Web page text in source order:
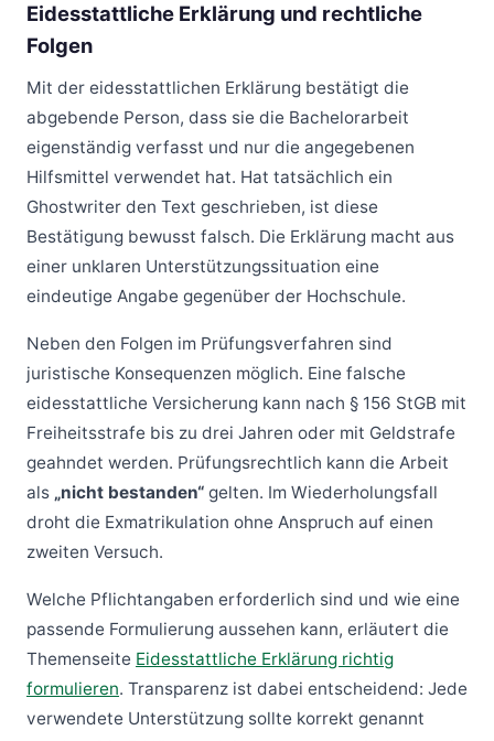
Eidesstattliche Erklärung und rechtliche
Folgen
Mit der eidesstattlichen Erklärung bestätigt die
abgebende Person, dass sie die Bachelorarbeit
eigenständig verfasst und nur die angegebenen
Hilfsmittel verwendet hat. Hat tatsächlich ein
Ghostwriter den Text geschrieben, ist diese
Bestätigung bewusst falsch. Die Erklärung macht aus
einer unklaren Unterstützungssituation eine
eindeutige Angabe gegenüber der Hochschule.
Neben den Folgen im Prüfungsverfahren sind
juristische Konsequenzen möglich. Eine falsche
eidesstattliche Versicherung kann nach § 156 StGB mit
Freiheitsstrafe bis zu drei Jahren oder mit Geldstrafe
geahndet werden. Prüfungsrechtlich kann die Arbeit
als „nicht bestanden“ gelten. Im Wiederholungsfall
droht die Exmatrikulation ohne Anspruch auf einen
zweiten Versuch.
Welche Pflichtangaben erforderlich sind und wie eine
passende Formulierung aussehen kann, erläutert die
Themenseite Eidesstattliche Erklärung richtig
formulieren. Transparenz ist dabei entscheidend: Jede
verwendete Unterstützung sollte korrekt genannt